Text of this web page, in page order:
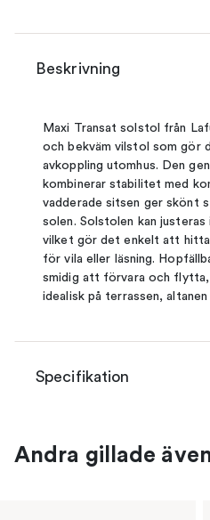
Beskrivning
Maxi Transat solstol från
och bekväm vilstol som gör
avkoppling utomhus. Den
kombinerar stabilitet med
vadderade sitsen ger skönt
solen. Solstolen kan
vilket gör det enkelt att
för vila eller läsning.
smidig att förvara och
idealisk på terrassen,
Specifikation
Andra gillade